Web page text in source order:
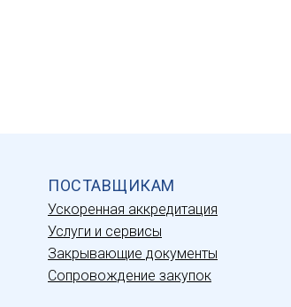
ПОСТАВЩИКАМ
Ускоренная аккредитация
Услуги и сервисы
Закрывающие документы
Сопровождение закупок